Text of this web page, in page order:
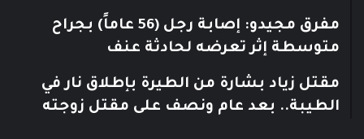
مفرق مجيدو: إصابة رجل (56 عاماً) بجراح
متوسطة إثر تعرضه لحادثة عنف
مقتل زياد بشارة من الطيرة بإطلاق نار في
الطيبة.. بعد عام ونصف على مقتل زوجته